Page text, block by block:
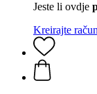
Jeste li ovdje
Kreirajte račun